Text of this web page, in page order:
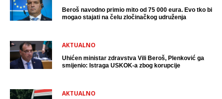
Beroš navodno primio mito od 75 000 eura. Evo tko bi
mogao stajati na čelu zločinačkog udruženja
AKTUALNO
Uhićen ministar zdravstva Vili Beroš, Plenković ga
smijenio: Istraga USKOK-a zbog korupcije
AKTUALNO